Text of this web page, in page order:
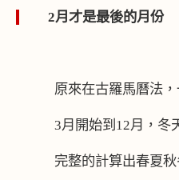
2月才是最後的月份
原來在古羅馬曆法
3月開始到 12月，冬
完整的計算出春夏